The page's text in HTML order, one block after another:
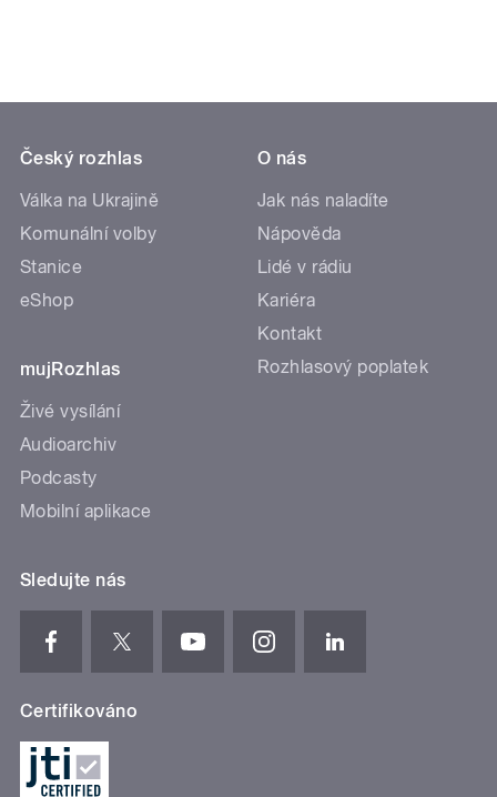
Český rozhlas
Válka na Ukrajině
Komunální volby
Stanice
eShop
mujRozhlas
Živé vysílání
Audioarchiv
Podcasty
Mobilní aplikace
O nás
Jak nás naladíte
Nápověda
Lidé v rádiu
Kariéra
Kontakt
Rozhlasový poplatek
Sledujte nás
Certifikováno